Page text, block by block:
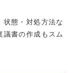
状態・対処方法な
議書の作成もスム